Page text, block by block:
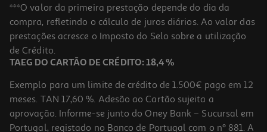
***O valor da primeira prestação depende do dia da
compra, refletindo o cálculo de juros diários. Ao valor das
prestações acresce o Imposto do Selo sobre a utilização
de Crédito.
TAEG DO CARTÃO DE CRÉDITO: 18,4 %
Exemplo para um limite de crédito de 1.500€ pago em 12
meses. TAN 17,60 %. Adesão ao Cartão sujeita a
aprovação. Informe-se junto do Oney Bank – Sucursal em
Portugal, registado no Banco de Portugal com o nº 881. A